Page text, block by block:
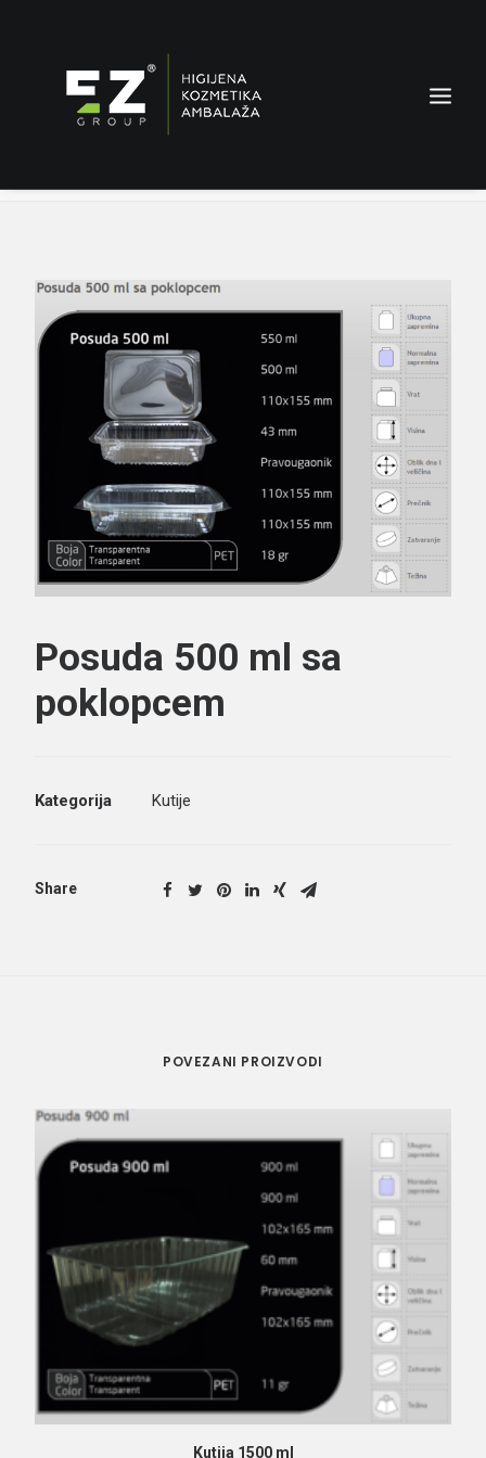
AMBALAŽA
Search
Posuda 500 ml sa poklopcem
Posuda 500 ml sa
poklopcem
Kategorija Kutije
Share
POVEZANI PROIZVODI
PROČITAJ VIŠE
Kutija 1500 ml